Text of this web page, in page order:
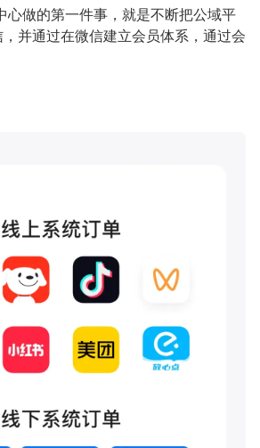
做的第一件事，就是不断把公域平
并通过在微信建立会员体系，通过会